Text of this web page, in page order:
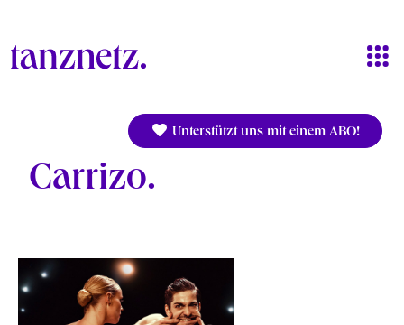
Unterstützt uns mit einem ABO!
Carrizo